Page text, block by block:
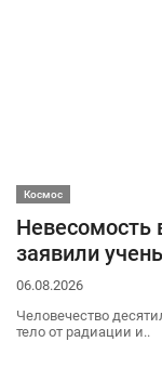
Космос
Невесомость
заявили
06.08.2026
Человечество
тело от радиации и..